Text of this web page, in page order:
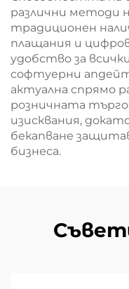
различни методи
традиционен
плащания и
удобство за
софтуерни
актуална спрямо
розничната
изисквания,
бекапване
бизнеса.